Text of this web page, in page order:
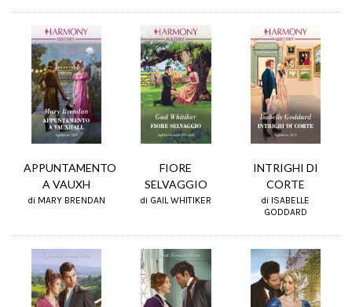
APPUNTAMENTO
A VAUXH
di MARY BRENDAN
FIORE
SELVAGGIO
di GAIL WHITIKER
INTRIGHI DI
CORTE
di ISABELLE
GODDARD